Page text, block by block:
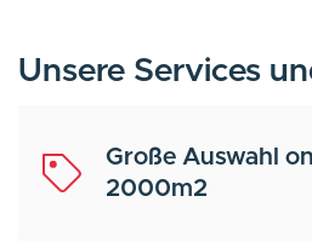
Unsere Services
Große Auswahl
2000m2